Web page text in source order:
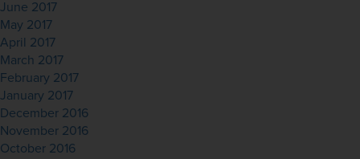
June 2017
May 2017
April 2017
March 2017
February 2017
January 2017
December 2016
November 2016
October 2016